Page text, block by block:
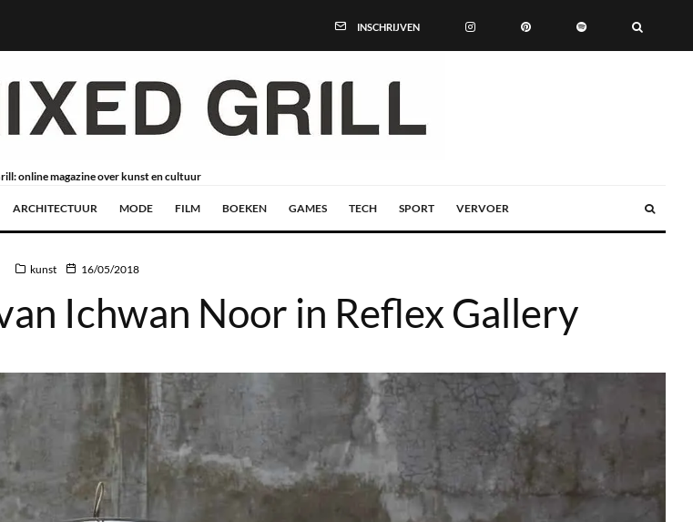
INSCHRIJVEN
online magazine over kunst en cultuur
ARCHITECTUUR MODE FILM BOEKEN GAMES TECH SPORT VERVOER
kunst 16/05/2018
Ichwan Noor in Reflex Gallery